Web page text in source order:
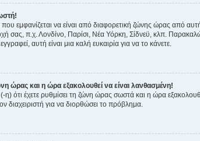
εμφανίζεται να είναι από διαφορετική ζώνης ώρας από
σας, π.χ. Λονδίνο, Παρίσι, Νέα Υόρκη, Σίδνεϋ, κλπ.
αυτή είναι μια καλή ευκαιρία για να το κάνετε.
ώρας και η ώρα εξακολουθεί να είναι λανθασμένη!
(-η) ότι έχετε ρυθμίσει τη ζώνη ώρας σωστά και η ώρα
διαχειριστή για να διορθώσει το πρόβλημα.